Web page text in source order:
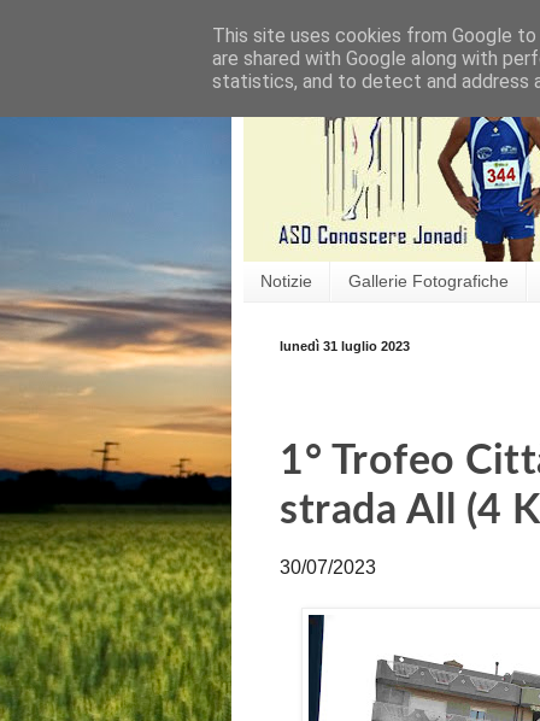
Notizie Gallerie Fotografiche
lunedì 31 luglio 2023
1° Trofeo
strada All (4
30/07/2023
This site uses cookies from Google
are shared with Google along with
statistics, and to detect and address